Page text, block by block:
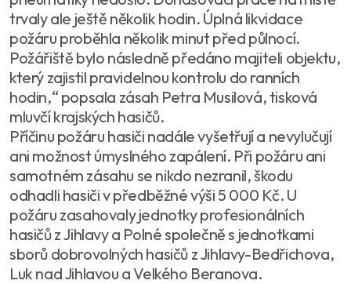
trvaly ale ještě několik hodin. Úplná likvidace
požáru proběhla několik minut před půlnocí.
Požářiště bylo následně předáno majiteli objektu,
který zajistil pravidelnou kontrolu do ranních
hodin,“ popsala zásah Petra Musilová, tisková
mluvčí krajských hasičů.
Příčinu požáru hasiči nadále vyšetřují a nevylučují
ani možnost úmyslného zapálení. Při požáru ani
samotném zásahu se nikdo nezranil, škodu
odhadli hasiči v předběžné výši 5 000 Kč. U
požáru zasahovaly jednotky profesionálních
hasičů z Jihlavy a Polné společně s jednotkami
sborů dobrovolných hasičů z Jihlavy-Bedřichova,
Luk nad Jihlavou a Velkého Beranova.